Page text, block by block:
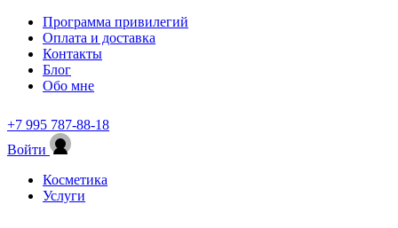
Программа привилегий
Оплата и доставка
Контакты
Блог
Обо мне
+7 995 787-88-18
Войти
Косметика
Услуги